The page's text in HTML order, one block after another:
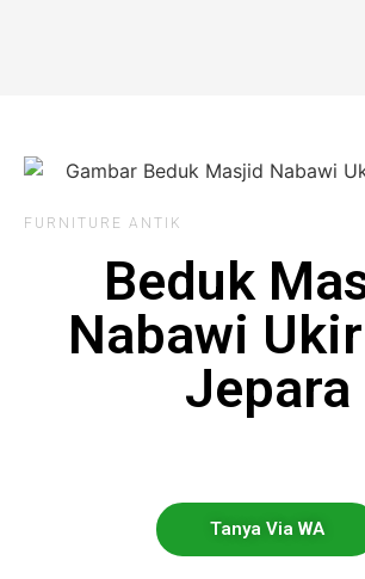
FURNITURE ANTIK
Beduk
Nabawi
Jepara
Tanya Via WA